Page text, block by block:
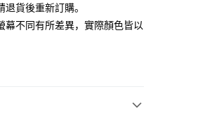
星展（台湾）商业银行
中国信托商业银行
远东国际商业银行
永丰商业银行
)免运费
)免运费
貨後重新訂購。
幕不同有所差異，實際顏色皆以